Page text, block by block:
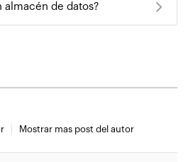
almacén de datos?
Mostrar mas post del autor